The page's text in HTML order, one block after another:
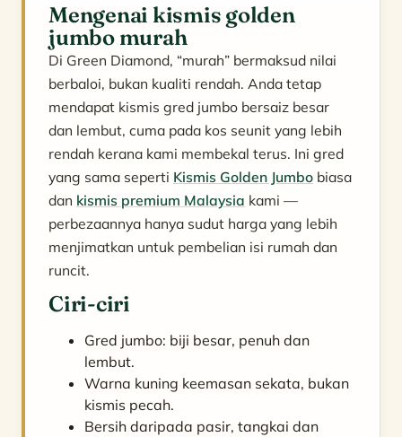
Mengenai kismis golden
jumbo murah
Di Green Diamond, “murah” bermaksud nilai
berbaloi, bukan kualiti rendah. Anda tetap
mendapat kismis gred jumbo bersaiz besar
dan lembut, cuma pada kos seunit yang lebih
rendah kerana kami membekal terus. Ini gred
yang sama seperti Kismis Golden Jumbo biasa
dan kismis premium Malaysia kami —
perbezaannya hanya sudut harga yang lebih
menjimatkan untuk pembelian isi rumah dan
runcit.
Ciri-ciri
Gred jumbo: biji besar, penuh dan
lembut.
Warna kuning keemasan sekata, bukan
kismis pecah.
Bersih daripada pasir, tangkai dan